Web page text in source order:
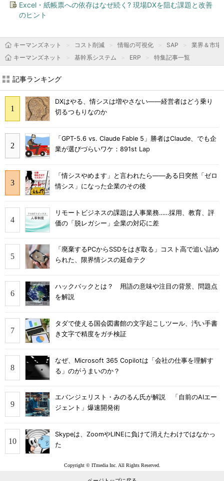
Excel・紙帳票への依存はなぜ続く? 現場DXを阻む課題と改善
のヒント
キーマンズネット コスト削減 情報の可視化 SAP
業界＆市場
キーマンズネット
基幹系システム ERP 特集記事一覧
記事ランキング
DXはやる、情シスは増やさない――経営者はどう乗り
切るつもりなのか
「GPT-5.6 vs. Claude Fable 5」勝者はClaude、でも企
業が選びづらいワケ：891st Lap
「情シスやめます」と言われたら――ある日突然「ゼロ
情シス」になった企業のその後
リモートビジネスの課題は人事業務……採用、教育、評
価の「脱レガシー」企業の対応に差
「廃棄するPCからSSDをはぎ取る」コスト高で追い詰め
られた、限界情シスの延命テク
ハックバックとは？ 用語の意味や注目の背景、問題点
を解説
タダで使える国会図書館の文字起こしツール、汚い手書
き文字で精度をガチ検証
なぜ、Microsoft 365 Copilotは「会社の仕事を理解す
る」のがうまいのか？
エバンジェリスト・みのるん氏が解説 「自前のAIエー
ジェント」爆速開発術
Skypeは、ZoomやLINEに負けて消えたわけではなかっ
た
Copyright © ITmedia Inc. All Rights Reserved.